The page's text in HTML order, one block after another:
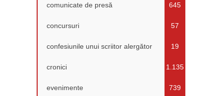
comunicate de presă 645
concursuri 57
confesiunile unui scriitor alergător 19
cronici 1.135
evenimente 739